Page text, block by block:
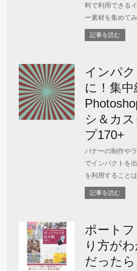
料で利用できる
ー素材を集めてみ
記事を読む
インパ
に！集
シ＆カ
プ170+
バナーの制作や
でインパクトを
を利用すること
記事を読む
ポート
り方が
だった